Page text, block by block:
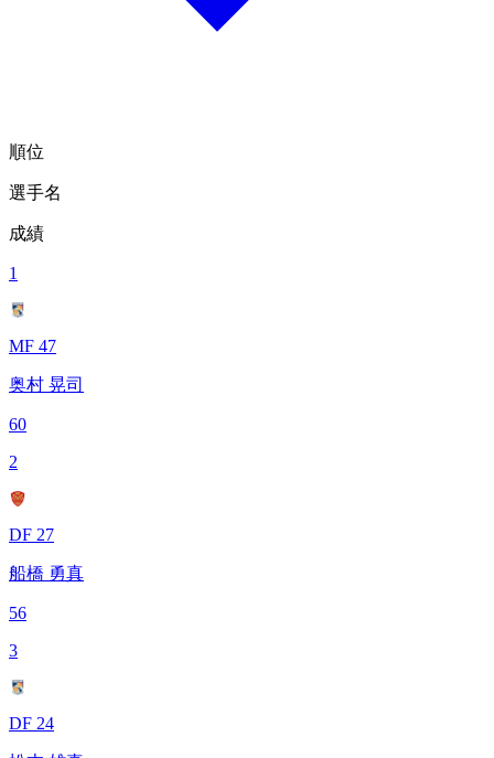
順位
選手名
成績
1
MF 47
奥村 晃司
60
2
DF 27
船橋 勇真
56
3
DF 24